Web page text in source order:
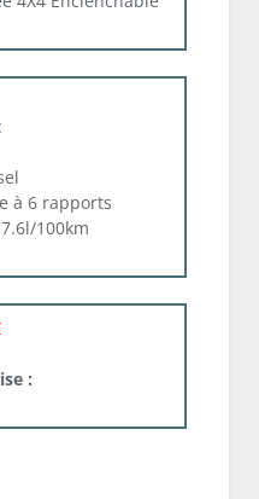
à 6 rapports
7.6l/100km
: